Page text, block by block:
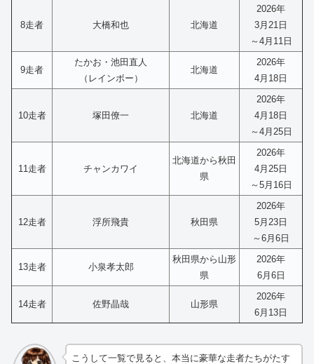
8走者 大橋和也 北海道
2026年
3月21日
～4月11日
9走者
たかお・池田直人
（レインボー）
北海道
2026年
4月18日
10走者 塚田僚一 北海道
2026年
4月18日
～4月25日
11走者 チャンカワイ
北海道から秋田
県
2026年
4月25日
～5月16日
12走者 浮所飛貴 秋田県
2026年
5月23日
～6月6日
13走者 小泉孝太郎
秋田県から山形
県
2026年
6月6日
14走者 佐野晶哉 山形県
2026年
6月13日
こうして一覧で見ると、本当に豪華な走者たちがたす